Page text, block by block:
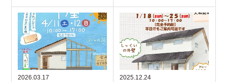
2026.03.17
2025.12.24